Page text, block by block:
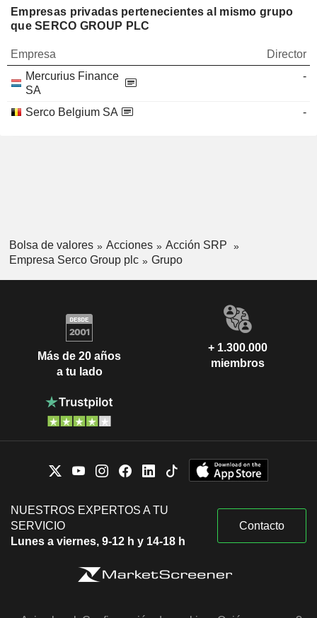
Empresas privadas pertenecientes al mismo grupo
que SERCO GROUP PLC
Empresa
Director
Mercurius Finance
SA
-
Serco Belgium SA -
Bolsa de valores Acciones
Acción SRP
Empresa Serco Group plc
Grupo
Más de 20 años
a tu lado
+ 1.300.000
miembros
NUESTROS EXPERTOS A TU
SERVICIO
Lunes a viernes, 9-12 h y 14-18 h
Contacto